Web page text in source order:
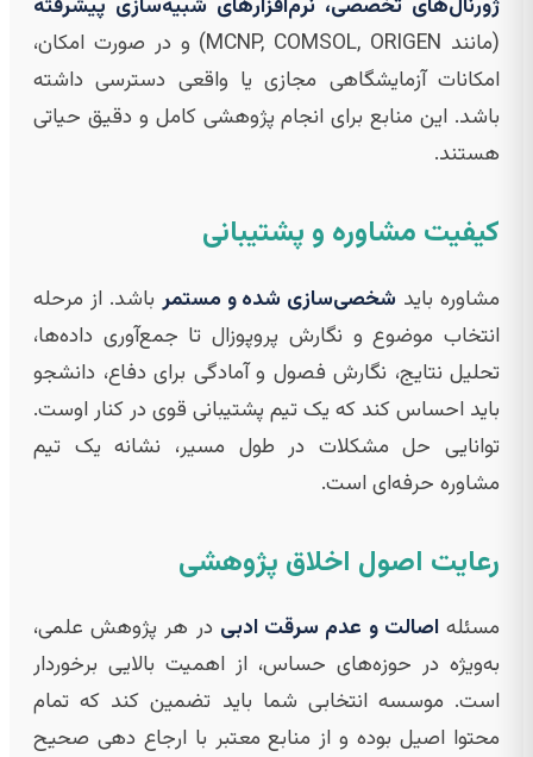
ژورنال‌های تخصصی، نرم‌افزارهای شبیه‌سازی پیشرفته
(مانند MCNP, COMSOL, ORIGEN) و در صورت امکان،
امکانات آزمایشگاهی مجازی یا واقعی دسترسی داشته
باشد. این منابع برای انجام پژوهشی کامل و دقیق حیاتی
هستند.
کیفیت مشاوره و پشتیبانی
مشاوره باید شخصی‌سازی شده و مستمر باشد. از مرحله
انتخاب موضوع و نگارش پروپوزال تا جمع‌آوری داده‌ها،
تحلیل نتایج، نگارش فصول و آمادگی برای دفاع، دانشجو
باید احساس کند که یک تیم پشتیبانی قوی در کنار اوست.
توانایی حل مشکلات در طول مسیر، نشانه یک تیم
مشاوره حرفه‌ای است.
رعایت اصول اخلاق پژوهشی
مسئلهاصالت و عدم سرقت ادبی در هر پژوهش علمی،
به‌ویژه در حوزه‌های حساس، از اهمیت بالایی برخوردار
است. موسسه انتخابی شما باید تضمین کند که تمام
محتوا اصیل بوده و از منابع معتبر با ارجاع دهی صحیح